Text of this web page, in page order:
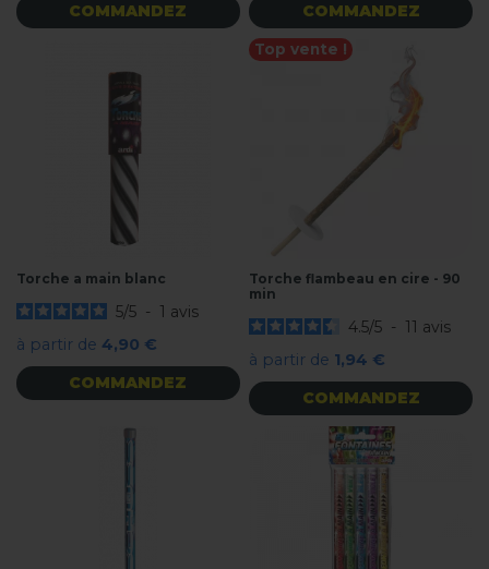
COMMANDEZ
COMMANDEZ
Torche a main blanc
5/5 - 1 avis
à partir de 4,90 €
COMMANDEZ
Top vente !
Torche flambeau en cire - 90
min
4.5/5 - 11 avis
à partir de 1,94 €
COMMANDEZ